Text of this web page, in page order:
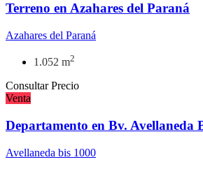
Terreno en Azahares del Paraná
Azahares del Paraná
1.052 m2
Consultar Precio
Venta
Departamento en Bv. Avellaneda
Avellaneda bis 1000